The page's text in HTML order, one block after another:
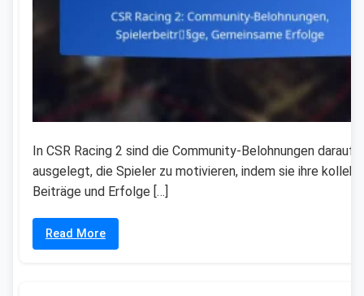
In CSR Racing 2 sind die Community-Belohnungen darauf
ausgelegt, die Spieler zu motivieren, indem sie ihre
Beiträge und Erfolge […]
Read More